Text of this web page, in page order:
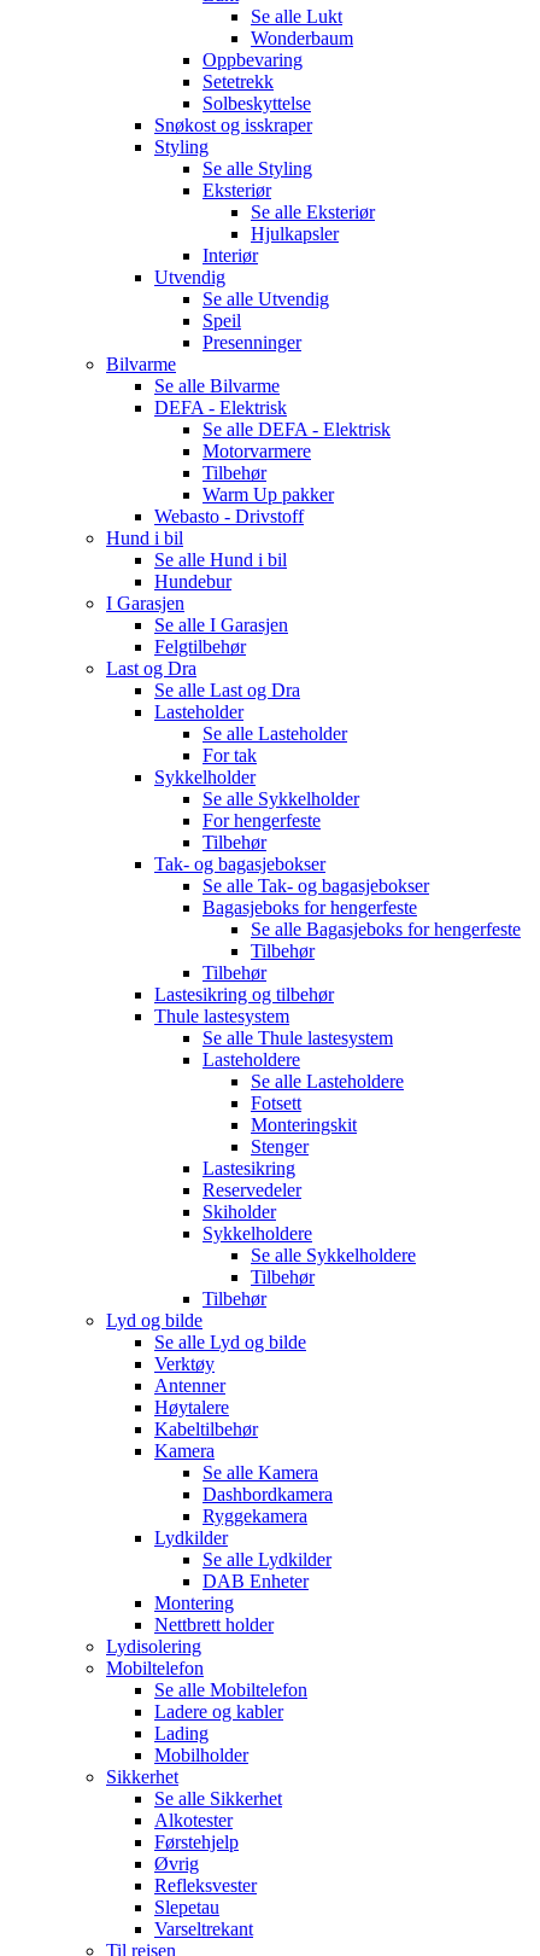
Se alle Lukt
Wonderbaum
Oppbevaring
Setetrekk
Solbeskyttelse
Snøkost og isskraper
Styling
Se alle Styling
Eksteriør
Se alle Eksteriør
Hjulkapsler
Interiør
Utvendig
Se alle Utvendig
Speil
Presenninger
Bilvarme
Se alle Bilvarme
DEFA - Elektrisk
Se alle DEFA - Elektrisk
Motorvarmere
Tilbehør
Warm Up pakker
Webasto - Drivstoff
Hund i bil
Se alle Hund i bil
Hundebur
I Garasjen
Se alle I Garasjen
Felgtilbehør
Last og Dra
Se alle Last og Dra
Lasteholder
Se alle Lasteholder
For tak
Sykkelholder
Se alle Sykkelholder
For hengerfeste
Tilbehør
Tak- og bagasjebokser
Se alle Tak- og bagasjebokser
Bagasjeboks for hengerfeste
Se alle Bagasjeboks for hengerfeste
Tilbehør
Tilbehør
Lastesikring og tilbehør
Thule lastesystem
Se alle Thule lastesystem
Lasteholdere
Se alle Lasteholdere
Fotsett
Monteringskit
Stenger
Lastesikring
Reservedeler
Skiholder
Sykkelholdere
Se alle Sykkelholdere
Tilbehør
Tilbehør
Lyd og bilde
Se alle Lyd og bilde
Verktøy
Antenner
Høytalere
Kabeltilbehør
Kamera
Se alle Kamera
Dashbordkamera
Ryggekamera
Lydkilder
Se alle Lydkilder
DAB Enheter
Montering
Nettbrett holder
Lydisolering
Mobiltelefon
Se alle Mobiltelefon
Ladere og kabler
Lading
Mobilholder
Sikkerhet
Se alle Sikkerhet
Alkotester
Førstehjelp
Øvrig
Refleksvester
Slepetau
Varseltrekant
Til reisen